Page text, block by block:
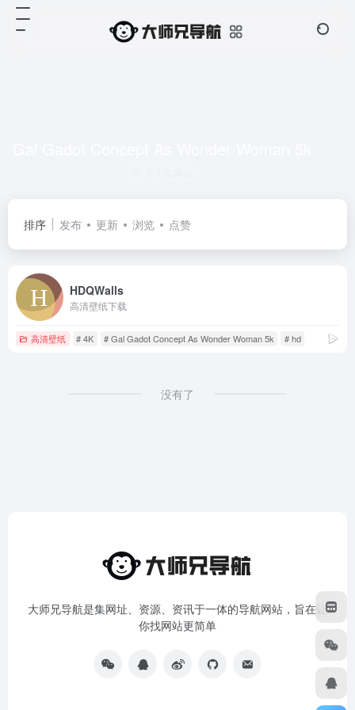
排序 发布 更新 浏览 点赞
HDQWalls
高清壁纸下载
高清壁纸 # 4K # Gal Gadot Concept As Wonder Woman 5k # hd
没有了
大师兄导航是集网址、资源、资讯于一体的导航网站，旨在让
你找网站更简单